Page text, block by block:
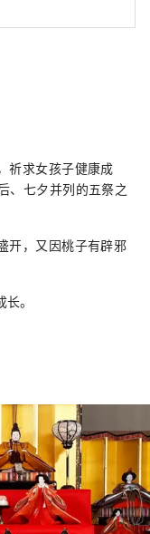
求女孩子健康成
七夕并列的五祭之
开，又因桃子有辟邪
。